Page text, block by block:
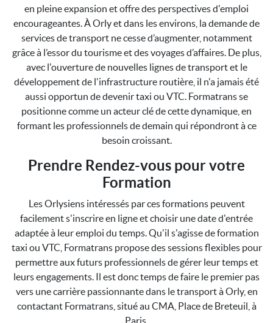
en pleine expansion et offre des perspectives d'emploi
encourageantes. À Orly et dans les environs, la demande de
services de transport ne cesse d’augmenter, notamment
grâce à l’essor du tourisme et des voyages d’affaires. De plus,
avec l'ouverture de nouvelles lignes de transport et le
développement de l'infrastructure routière, il n'a jamais été
aussi opportun de devenir taxi ou VTC. Formatrans se
positionne comme un acteur clé de cette dynamique, en
formant les professionnels de demain qui répondront à ce
besoin croissant.
Prendre Rendez-vous pour votre
Formation
Les Orlysiens intéressés par ces formations peuvent
facilement s'inscrire en ligne et choisir une date d'entrée
adaptée à leur emploi du temps. Qu'il s'agisse de formation
taxi ou VTC, Formatrans propose des sessions flexibles pour
permettre aux futurs professionnels de gérer leur temps et
leurs engagements. Il est donc temps de faire le premier pas
vers une carrière passionnante dans le transport à Orly, en
contactant Formatrans, situé au CMA, Place de Breteuil, à
Paris.